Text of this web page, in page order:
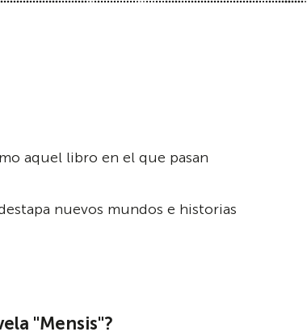
aquel libro en el que pasan
nuevos mundos e historias
"Mensis"?